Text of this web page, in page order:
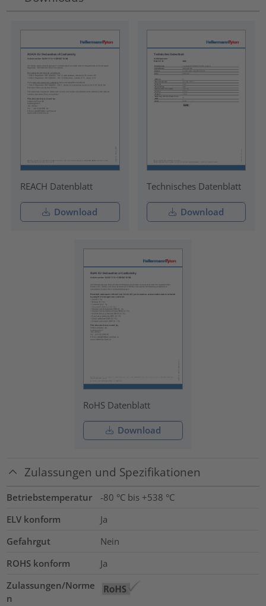
REACH Datenblatt
Download
Technisches Datenblatt
Download
RoHS Datenblatt
Download
Zulassungen und Spezifikationen
Betriebstemperatur
-80 °C bis +538 °C
ELV konform
Ja
Gefahrgut
Nein
ROHS konform
Ja
Zulassungen/Norme
n